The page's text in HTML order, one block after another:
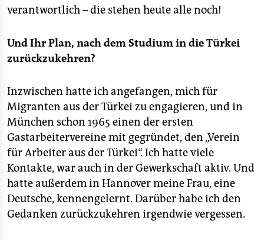
verantwortlich – die stehen heute alle noch!
Und Ihr Plan, nach dem Studium in die Türkei
zurückzukehren?
Inzwischen hatte ich angefangen, mich für
Migranten aus der Türkei zu engagieren, und in
München schon 1965 einen der ersten
Gastarbeitervereine mit gegründet, den „Verein
für Arbeiter aus der Türkei“. Ich hatte viele
Kontakte, war auch in der Gewerkschaft aktiv. Und
hatte außerdem in Hannover meine Frau, eine
Deutsche, kennengelernt. Darüber habe ich den
Gedanken zurückzukehren irgendwie vergessen.